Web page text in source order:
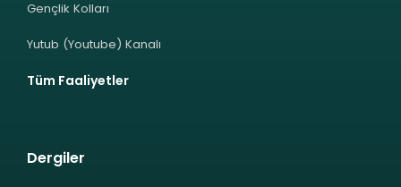
Gençlik Kolları
Yutub (Youtube) Kanalı
Tüm Faaliyetler
Dergiler